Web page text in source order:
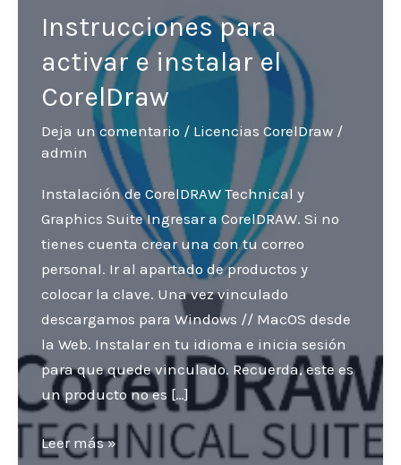
Instrucciones para
activar e instalar el
CorelDraw
Deja un comentario / Licencias CorelDraw/
admin
Instalación de CorelDRAW Technical y
Graphics Suite Ingresar a CorelDRAW. Si no
tienes cuenta crear una con tu correo
personal. Ir al apartado de productos y
colocar la clave. Una vez vinculado
descargamos para Windows // MacOS desde
la Web. Instalar en tu idioma e inicia sesión
para que quede vinculado. Recuerda, este es
un producto no es […]
Instrucciones
Leer más »